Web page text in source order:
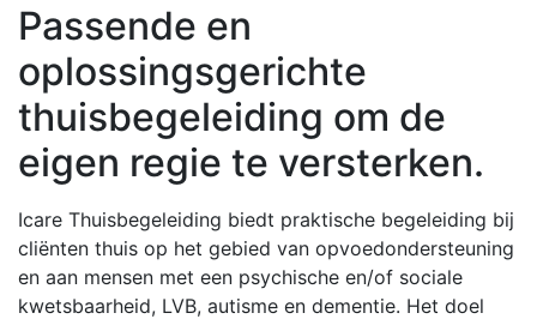
Passende en
oplossingsgerichte
thuisbegeleiding om de
eigen regie te versterken.
Icare Thuisbegeleiding biedt praktische begeleiding bij
cliënten thuis op het gebied van opvoedondersteuning
en aan mensen met een psychische en/of sociale
kwetsbaarheid, LVB, autisme en dementie. Het doel